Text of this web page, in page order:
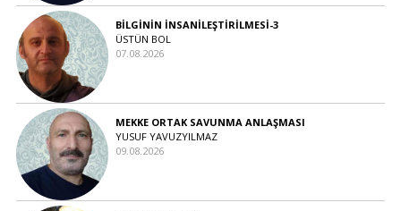
BİLGİNİN İNSANİLEŞTİRİLMESİ-3
ÜSTÜN BOL
07.08.2026
MEKKE ORTAK SAVUNMA ANLAŞMASI
YUSUF YAVUZYILMAZ
09.08.2026